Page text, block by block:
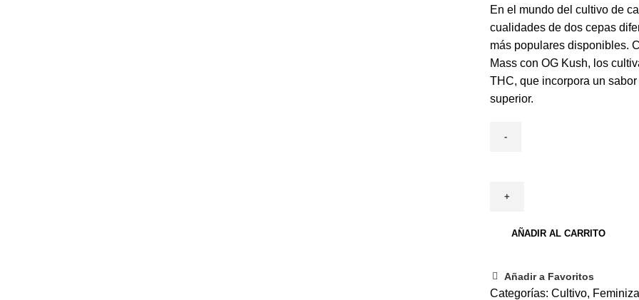
En el mundo del cultivo de
cualidades de dos cepas
más populares disponibles.
Mass con OG Kush, los
THC, que incorpora un
superior.
AÑADIR AL CARRITO
Añadir a Favoritos
Categorías: Cultivo,